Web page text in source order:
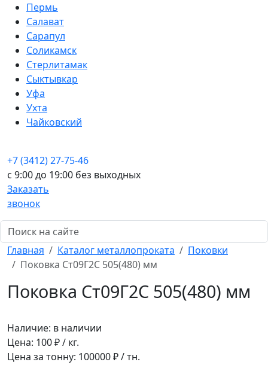
Пермь
Салават
Сарапул
Соликамск
Стерлитамак
Сыктывкар
Уфа
Ухта
Чайковский
+7 (3412) 27-75-46
c 9:00 до 19:00 без выходных
Заказать
звонок
Главная Каталог металлопроката
Поковки
Поковка Ст09Г2С 505(480) мм
Поковка Ст09Г2С 505(480) мм
Наличие: в наличии
Цена: 100₽ / кг.
Цена за тонну: 100000₽ / тн.